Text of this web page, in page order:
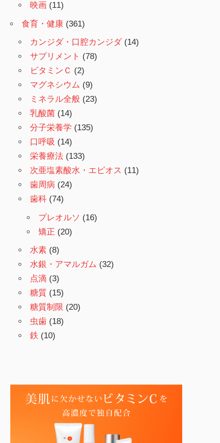
映画 (11)
食育・健康 (361)
カンジダ・口腔カンジダ (14)
サプリメント (78)
ビタミンＣ (2)
マグネシウム (9)
ミネラル全般 (23)
乳酸菌 (14)
分子栄養学 (135)
口呼吸 (14)
栄養療法 (133)
次亜塩素酸水・エピオス (11)
歯周病 (24)
歯科 (74)
プレオルソ (16)
矯正 (20)
水素 (8)
水銀・アマルガム (32)
点滴 (3)
糖質 (15)
糖質制限 (20)
虫歯 (18)
鉄 (10)